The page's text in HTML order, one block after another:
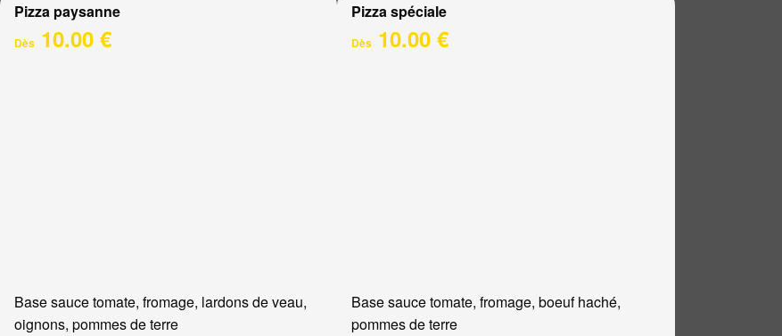
Pizza paysanne
Dès10.00 €
Base sauce tomate, fromage, lardons de veau,
oignons, pommes de terre
Pizza spéciale
Dès 10.00 €
Base sauce tomate, fromage, boeuf haché,
pommes de terre